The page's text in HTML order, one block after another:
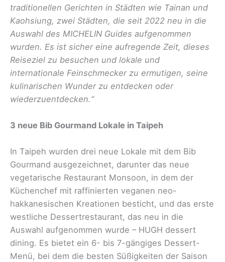
traditionellen Gerichten in Städten wie Tainan und
Kaohsiung, zwei Städten, die seit 2022 neu in die
Auswahl des MICHELIN Guides aufgenommen
wurden. Es ist sicher eine aufregende Zeit, dieses
Reiseziel zu besuchen und lokale und
internationale Feinschmecker zu ermutigen, seine
kulinarischen Wunder zu entdecken oder
wiederzuentdecken.“
3 neue Bib Gourmand Lokale in Taipeh
In Taipeh wurden drei neue Lokale mit dem Bib
Gourmand ausgezeichnet, darunter das neue
vegetarische Restaurant Monsoon, in dem der
Küchenchef mit raffinierten veganen neo-
hakkanesischen Kreationen besticht, und das erste
westliche Dessertrestaurant, das neu in die
Auswahl aufgenommen wurde – HUGH dessert
dining. Es bietet ein 6- bis 7-gängiges Dessert-
Menü, bei dem die besten Süßigkeiten der Saison